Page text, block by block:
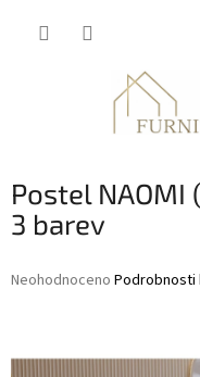
Postel NAOMI
3 barev
Průměrné
0,0
Neohodnoceno Podrobnosti